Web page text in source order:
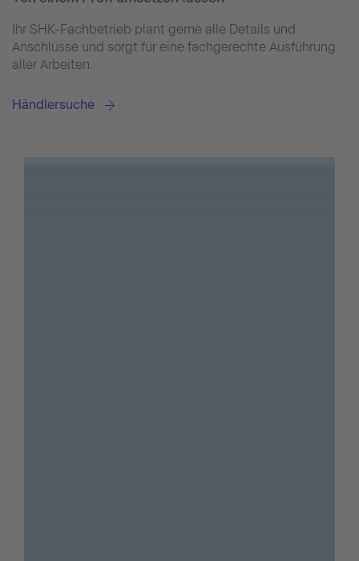
Ihr SHK-Fachbetrieb plant gerne alle Details und
Anschlüsse und sorgt für eine fachgerechte Ausführung
aller Arbeiten.
Händlersuche